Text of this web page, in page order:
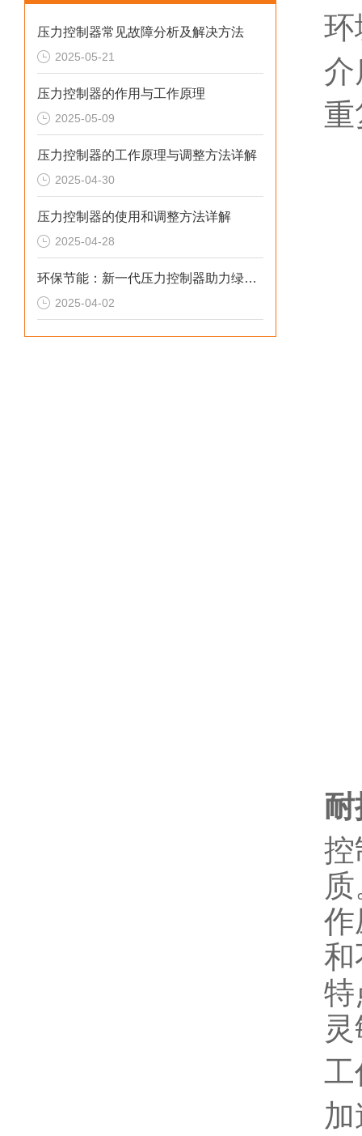
压力控制器常见故障分析及解决方法
2025-05-21
压力控制器的作用与工作原理
2025-05-09
压力控制器的工作原理与调整方法详解
2025-04-30
压力控制器的使用和调整方法详解
2025-04-28
环保节能：新一代压力控制器助力绿色制造
2025-04-02
控
作
和
特
工